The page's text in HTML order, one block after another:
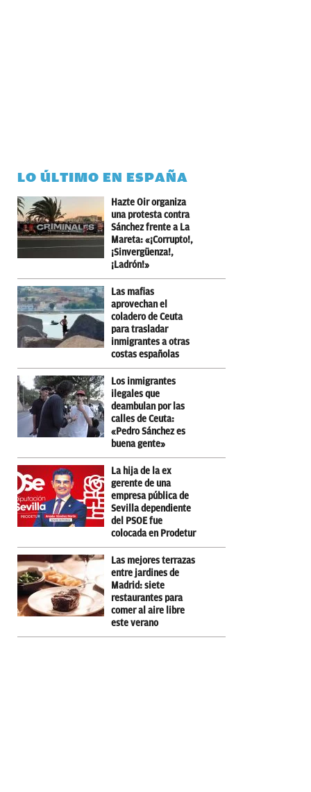
LO ÚLTIMO EN ESPAÑA
Hazte Oir organiza
una protesta contra
Sánchez frente a La
Mareta: «¡Corrupto!,
¡Sinvergüenza!,
¡Ladrón!»
Las mafias
aprovechan el
coladero de Ceuta
para trasladar
inmigrantes a otras
costas españolas
Los inmigrantes
ilegales que
deambulan por las
calles de Ceuta:
«Pedro Sánchez es
buena gente»
La hija de la ex
gerente de una
empresa pública de
Sevilla dependiente
del PSOE fue
colocada en Prodetur
Las mejores terrazas
entre jardines de
Madrid: siete
restaurantes para
comer al aire libre
este verano